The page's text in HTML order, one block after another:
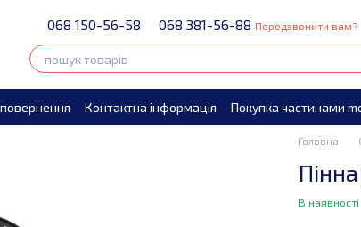
068 150-56-58 068 381-56-88 Передзвонити вам?
Контактна інформація Покупка частинами
Головна
В наявності